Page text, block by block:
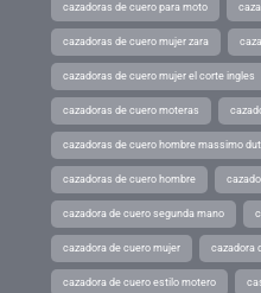
cazadoras de cuero para moto
cazadoras de cuero mujer zara
cazadoras de cuero mujer el corte ingles
cazadoras de cuero moteras
cazadoras de cuero hombre massimo
cazadoras de cuero hombre
cazadora de cuero segunda mano
cazadora de cuero mujer cazadora
cazadora de cuero estilo motero